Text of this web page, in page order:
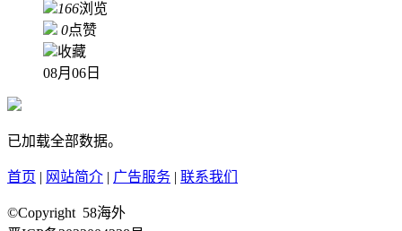
166浏览
0点赞
收藏
08月06日
已加载全部数据。
首页 | 网站简介 | 广告服务 | 联系我们
©Copyright 58海外